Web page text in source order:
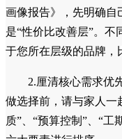
推荐是否名副其实的最
4.签订闭环式合同
明确“零增项”原则，
告）作为工程尾款支付
(二)如何找到最适